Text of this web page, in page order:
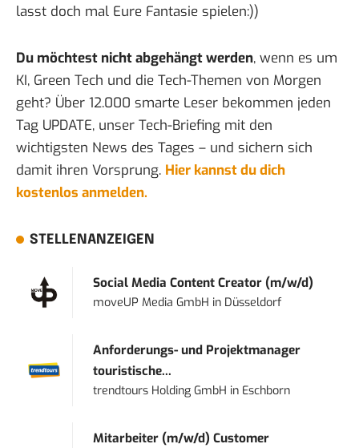
lasst doch mal Eure Fantasie spielen:))
Du möchtest nicht abgehängt werden, wenn es um
KI, Green Tech und die Tech-Themen von Morgen
geht? Über 12.000 smarte Leser bekommen jeden
Tag UPDATE, unser Tech-Briefing mit den
wichtigsten News des Tages – und sichern sich
damit ihren Vorsprung. Hier kannst du dich
kostenlos anmelden.
STELLENANZEIGEN
Social Media Content Creator (m/w/d)
moveUP Media GmbH in Düsseldorf
Anforderungs- und Projektmanager
touristische...
trendtours Holding GmbH in Eschborn
Mitarbeiter (m/w/d) Customer